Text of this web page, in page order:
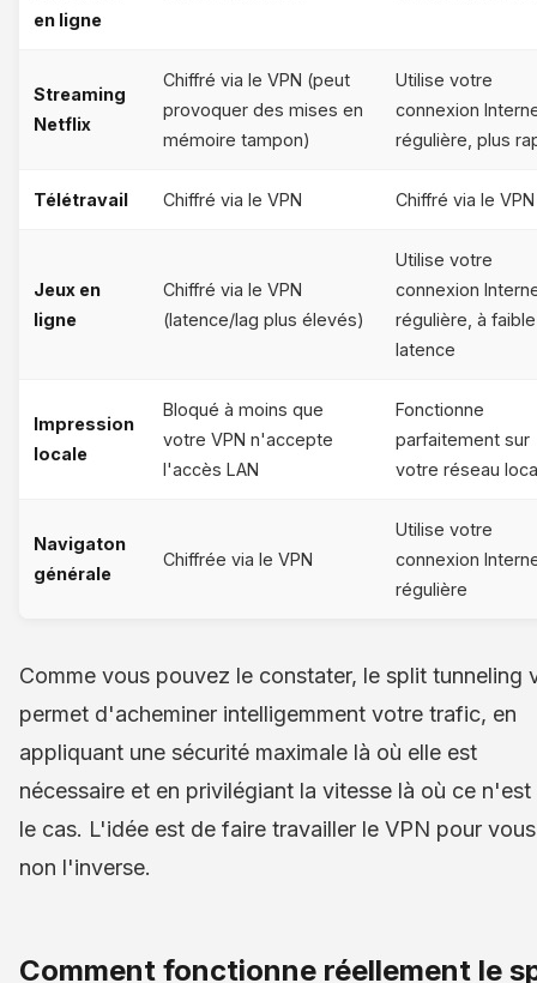
en ligne
Streaming
Netflix
Chiffré via le VPN (peut
provoquer des mises en
mémoire tampon)
Utilise votre
connexion
régulière, plus
Télétravail Chiffré via le VPN Chiffré via le VPN
Jeux en
ligne
Chiffré via le VPN
(latence/lag plus élevés)
Utilise votre
connexion
régulière, à faible
latence
Impression
locale
Bloqué à moins que
votre VPN n'accepte
l'accès LAN
Fonctionne
parfaitement sur
votre réseau
Navigaton
générale
Chiffrée via le VPN
Utilise votre
connexion
régulière
Comme vous pouvez le constater, le split tunneling
permet d'acheminer intelligemment votre trafic, en
appliquant une sécurité maximale là où elle est
nécessaire et en privilégiant la vitesse là où ce n'est
le cas. L'idée est de faire travailler le VPN pour
non l'inverse.
Comment fonctionne réellement le